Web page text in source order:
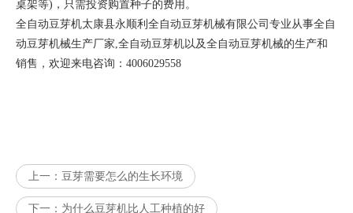
桌架等)，只需投资购置种子的费用。
全自动豆芽机太康县永顺利全自动豆芽机械有限公司专业从事全自
动豆芽机械生产厂家,全自动豆芽机以及全自动豆芽机械的生产和
销售，欢迎来电咨询：4006029558
上一： 豆芽需要怎么的生长环境
下一： 为什么豆芽机比人工种植的好